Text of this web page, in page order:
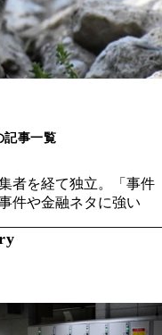
記事一覧
者を経て独立。「事件
件や金融ネタに強い